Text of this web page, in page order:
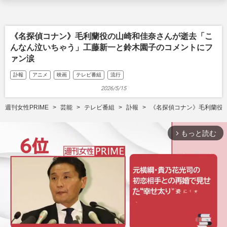
《名探偵コナン》毛利蘭役の山崎和佳奈さんが逝去「こ
んなん泣いちゃう」工藤新一と鈴木園子のコメントにフ
ァン涙
訃報 アニメ 映画 テレビ番組 流行
2026/5/15
週刊女性PRIME 芸能 テレビ番組 訃報 《名探偵コナン》毛利蘭
arrow_forward_ios もっと読む